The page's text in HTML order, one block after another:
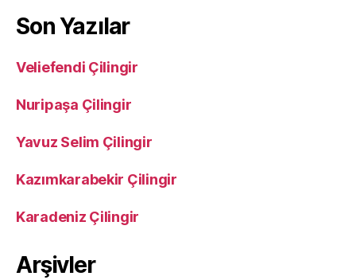
Son Yazılar
Veliefendi Çilingir
Nuripaşa Çilingir
Yavuz Selim Çilingir
Kazımkarabekir Çilingir
Karadeniz Çilingir
Arşivler